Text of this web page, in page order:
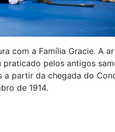
com a Família Gracie. A
pelos antigos
partir da chegada do
de 1914.